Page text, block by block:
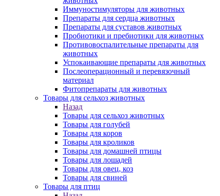
Иммуностимуляторы для животных
Препараты для сердца животных
Препараты для суставов животных
Пробиотики и пребиотики для животных
Противовоспалительные препараты для
животных
Успокаивающие препараты для животных
Послеоперационный и перевязочный
материал
Фитопрепараты для животных
Товары для сельхоз животных
Назад
Товары для сельхоз животных
Товары для голубей
Товары для коров
Товары для кроликов
Товары для домашней птицы
Товары для лошадей
Товары для овец, коз
Товары для свиней
Товары для птиц